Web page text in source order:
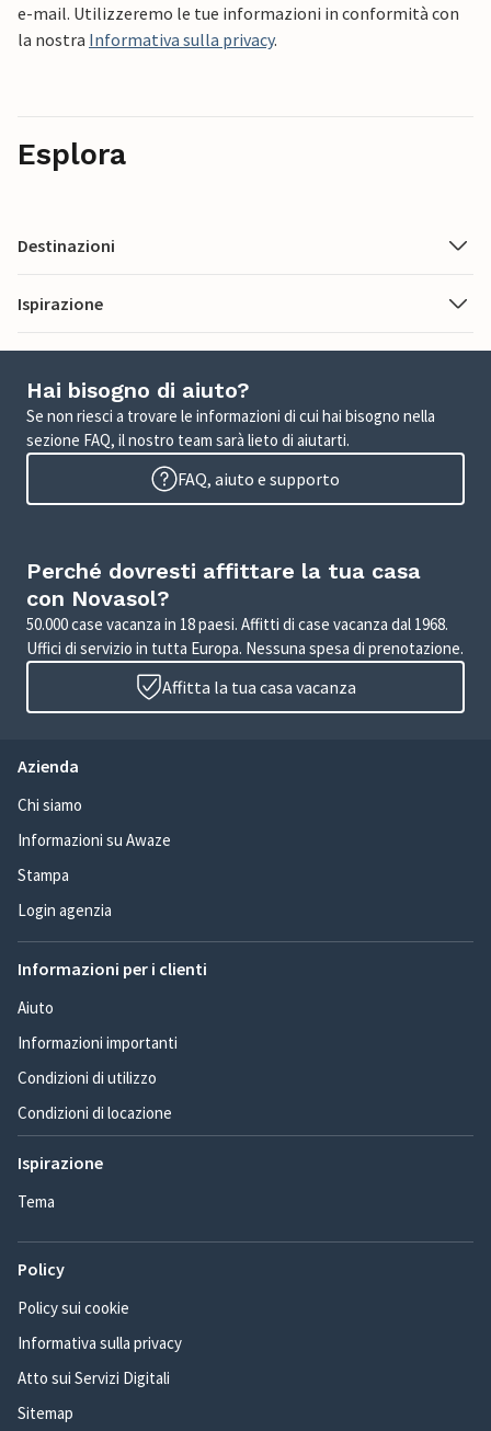
e-mail. Utilizzeremo le tue informazioni in conformità con
la nostra Informativa sulla privacy.
Esplora
Destinazioni
Ispirazione
Hai bisogno di aiuto?
Se non riesci a trovare le informazioni di cui hai bisogno nella
sezione FAQ, il nostro team sarà lieto di aiutarti.
FAQ, aiuto e supporto
Perché dovresti affittare la tua casa
con Novasol?
50.000 case vacanza in 18 paesi. Affitti di case vacanza dal 1968.
Uffici di servizio in tutta Europa. Nessuna spesa di prenotazione.
Affitta la tua casa vacanza
Azienda
Chi siamo
Informazioni su Awaze
Stampa
Login agenzia
Informazioni per i clienti
Aiuto
Informazioni importanti
Condizioni di utilizzo
Condizioni di locazione
Ispirazione
Tema
Policy
Policy sui cookie
Informativa sulla privacy
Atto sui Servizi Digitali
Sitemap